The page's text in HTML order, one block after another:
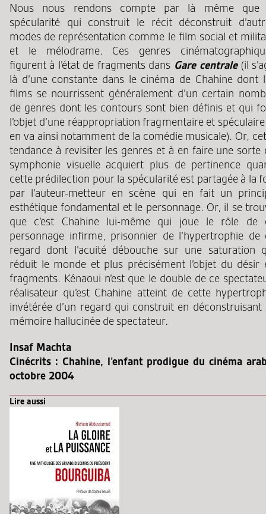
Nous nous rendons compte par là même que
spécularité qui construit le récit déconstruit
modes de représentation comme le film social et
et le mélodrame. Ces genres
figurent à l’état de fragments dans Gare centrale(il
là d’une constante dans le cinéma de Chahine dont
films se nourrissent généralement d’un certain
de genres dont les contours sont bien définis et qui
l’objet d’une réappropriation fragmentaire et
en va ainsi notamment de la comédie musicale). Or,
tendance à revisiter les genres et à en faire une sorte
symphonie visuelle acquiert plus de pertinence
cette prédilection pour la spécularité est partagée à la
par l’auteur-metteur en scène qui en fait un
esthétique fondamental et le personnage. Or, il se
que c’est Chahine lui-même qui joue le rôle de
personnage infirme, prisonnier de l’hypertrophie de
regard dont l’acuité débouche sur une saturation
réduit le monde et plus précisément l’objet du désir
fragments. Kénaoui n’est que le double de ce
réalisateur qu’est Chahine atteint de cette
invétérée d’un regard qui construit en déconstruisant
mémoire hallucinée de spectateur.
Insaf Machta
Cinécrits : Chahine, l’enfant prodigue du cinéma
octobre 2004
Lire aussi